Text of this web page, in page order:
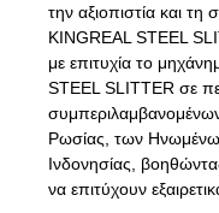
την αξιοπιστία και
KINGREAL STEEL
με επιτυχία το
STEEL SLITTER σε
Ρωσίας, των Ηνωμένων
Ινδονησίας,
να επιτύχουν